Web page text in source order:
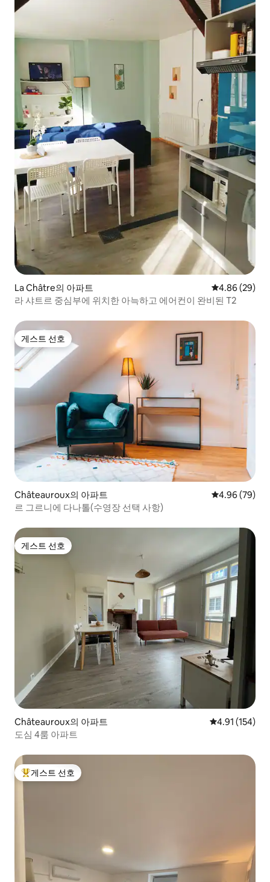
La Châtre의 아파트 평점 4.86점(5
4.86 (29)
라 샤트르 중심부에 위치한 아늑하고 에어컨이 완비된 T2
게스트 선호
게스트 선호
Châteauroux의 아파트 평점 4.96점(5
4.96 (79)
르 그르니에 다나톨(수영장 선택 사항)
게스트 선호
게스트 선호
Châteauroux의 아파트 평점 4.91점(5
4.91 (154)
도심 4룸 아파트
상위 게스트 선호
게스트 선호